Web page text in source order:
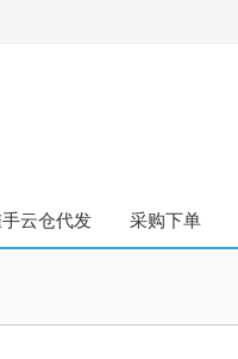
云仓代发 采购下单